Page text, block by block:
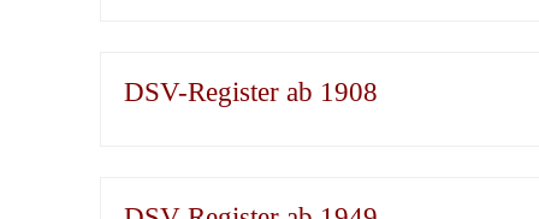
DSV-Register ab 1908